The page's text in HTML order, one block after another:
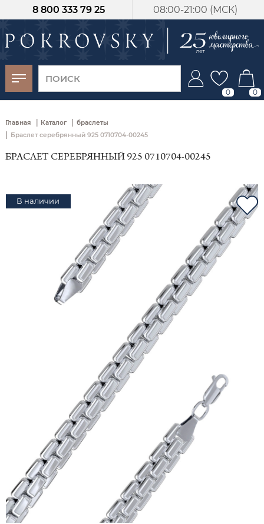
08:00-21:00 (МСК)
8 800 333 79 25
0 0
Главная | Каталог | браслеты
| Браслет серебрянный 925 0710704-00245
БРАСЛЕТ СЕРЕБРЯННЫЙ 925 0710704-00245
В наличии
-30%
от 15 дней с
момента оплаты